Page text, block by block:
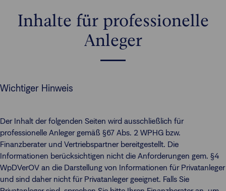
Inhalte für professionelle
Anleger
Wichtiger Hinweis
Der Inhalt der folgenden Seiten wird ausschließlich für
professionelle Anleger gemäß §67 Abs. 2 WPHG bzw.
Finanzberater und Vertriebspartner bereitgestellt. Die
Informationen berücksichtigen nicht die Anforderungen gem. §4
WpDVerOV an die Darstellung von Informationen für Privatanleger
und sind daher nicht für Privatanleger geeignet. Falls Sie